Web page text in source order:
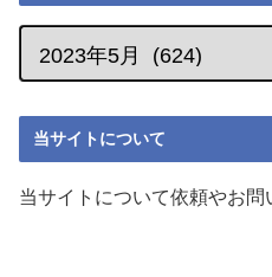
当サイトについて
当サイトについて依頼やお問